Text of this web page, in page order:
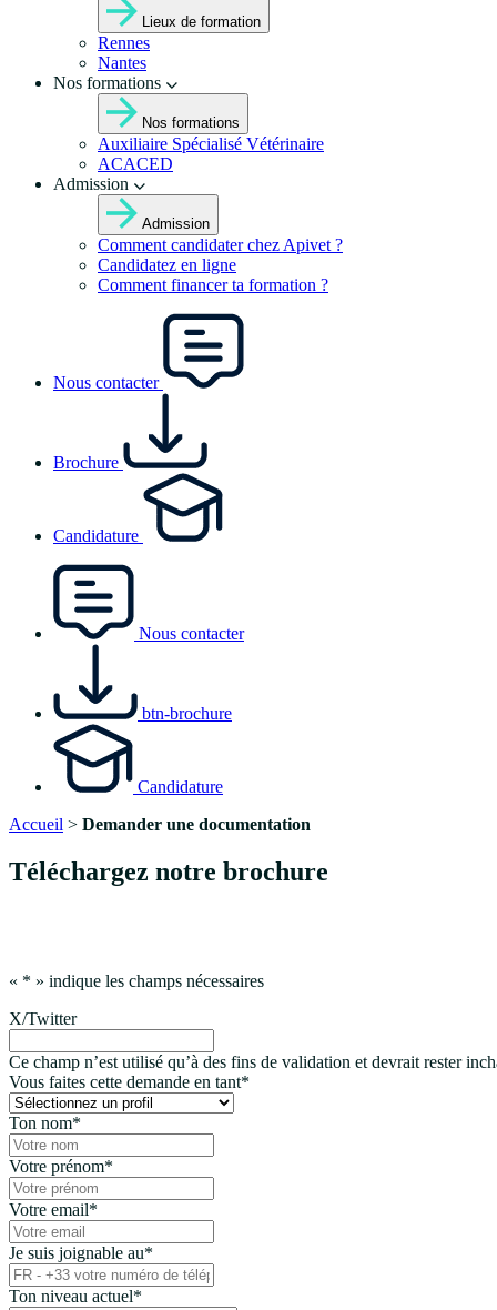
Lieux de formation
Rennes
Nantes
Nos formations
Nos formations
Auxiliaire Spécialisé Vétérinaire
ACACED
Admission
Admission
Comment candidater chez Apivet ?
Candidatez en ligne
Comment financer ta formation ?
Nous contacter
Brochure
Candidature
Nous contacter
btn-brochure
Candidature
Accueil > Demander une documentation
Téléchargez notre brochure
« * » indique les champs nécessaires
X/Twitter
Ce champ n’est utilisé qu’à des fins de validation et devrait rester
Vous faites cette demande en tant*
Ton nom*
Votre prénom*
Votre email*
Je suis joignable au*
Ton niveau actuel*